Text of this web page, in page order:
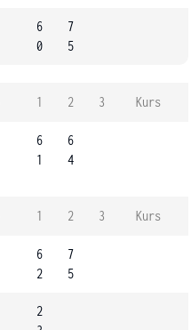
6
0
7
5
1 2 3 Kurs
6
1
6
4
1 2 3 Kurs
6
2
7
5
2